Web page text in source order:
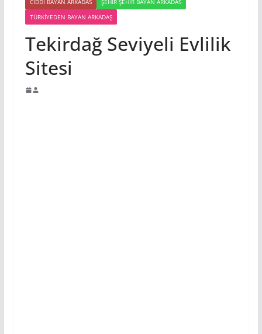
TÜRKIYEDEN BAYAN ARKADAŞ
Tekirdağ Seviyeli Evlilik
Sitesi